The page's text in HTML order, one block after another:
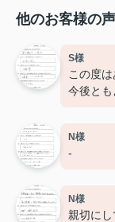
他のお客様の
S様
この度
今後と
N様
-
N様
親切にし